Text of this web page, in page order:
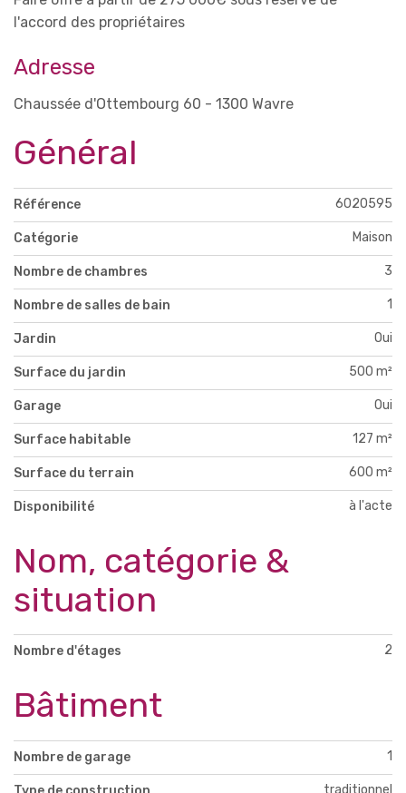
l'accord des propriétaires
Adresse
Chaussée d'Ottembourg 60 - 1300 Wavre
Général
Référence 6020595
Catégorie Maison
Nombre de chambres 3
Nombre de salles de bain 1
Jardin Oui
Surface du jardin 500 m²
Garage Oui
Surface habitable 127 m²
Surface du terrain 600 m²
Disponibilité à l'acte
Nom, catégorie &
situation
Nombre d'étages 2
Bâtiment
Nombre de garage 1